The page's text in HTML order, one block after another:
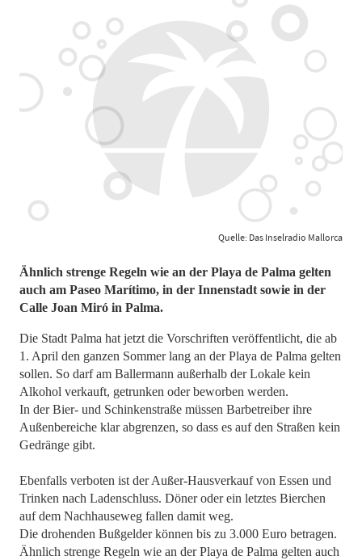
Quelle: Das Inselradio Mallorca
Ähnlich strenge Regeln wie an der Playa de Palma gelten
auch am Paseo Marítimo, in der Innenstadt sowie in der
Calle Joan Miró in Palma.
Die Stadt Palma hat jetzt die Vorschriften veröffentlicht, die ab
1. April den ganzen Sommer lang an der Playa de Palma gelten
sollen. So darf am Ballermann außerhalb der Lokale kein
Alkohol verkauft, getrunken oder beworben werden.
In der Bier- und Schinkenstraße müssen Barbetreiber ihre
Außenbereiche klar abgrenzen, so dass es auf den Straßen kein
Gedränge gibt.
Ebenfalls verboten ist der Außer-Hausverkauf von Essen und
Trinken nach Ladenschluss. Döner oder ein letztes Bierchen
auf dem Nachhauseweg fallen damit weg.
Die drohenden Bußgelder können bis zu 3.000 Euro betragen.
Ähnlich strenge Regeln wie an der Playa de Palma gelten auch